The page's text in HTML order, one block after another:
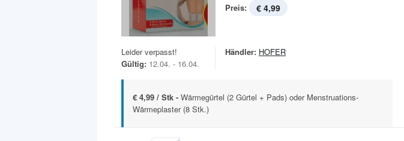
Preis: € 4,99
Leider verpasst!
Gültig: 12.04. - 16.04.
Händler: HOFER
€ 4,99 / Stk - Wärmegürtel (2 Gürtel + Pads) oder Menstruations-
Wärmeplaster (8 Stk.)